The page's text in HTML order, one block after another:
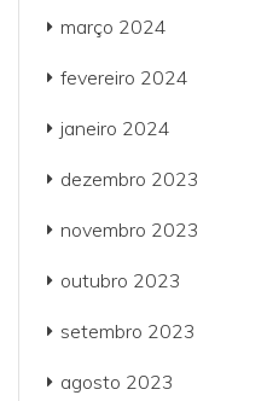
março 2024
fevereiro 2024
janeiro 2024
dezembro 2023
novembro 2023
outubro 2023
setembro 2023
agosto 2023